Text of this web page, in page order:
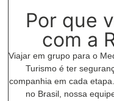
Por que
com a
Viajar em grupo para o
Turismo é ter
companhia em cada
no Brasil, nossa